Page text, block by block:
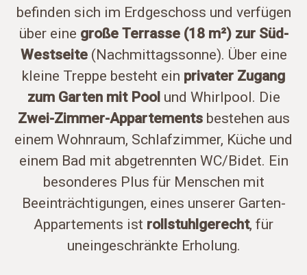
befinden sich im Erdgeschoss und verfügen
über eine große Terrasse (18 m²) zur Süd-
Westseite(Nachmittagssonne). Über eine
kleine Treppe besteht ein privater Zugang
zum Garten mit Pool und Whirlpool. Die
Zwei-Zimmer-Appartementsbestehen aus
einem Wohnraum, Schlafzimmer, Küche und
einem Bad mit abgetrennten WC/Bidet. Ein
besonderes Plus für Menschen mit
Beeinträchtigungen, eines unserer Garten-
Appartements ist rollstuhlgerecht, für
uneingeschränkte Erholung.